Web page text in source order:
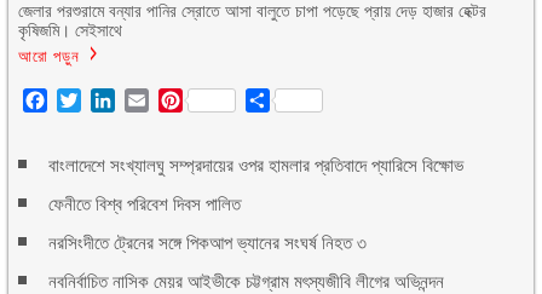
জেলার পরশুরামে বন্যার পানির স্রোতে আসা বালুতে চাপা পড়েছে প্রায় দেড় হাজার হেক্টর
কৃষিজমি। সেইসাথে
আরো পড়ুন
Facebook
TwitterLinkedIn
EmailPinterest Share
বাংলাদেশে সংখ্যালঘু সম্প্রদায়ের ওপর হামলার প্রতিবাদে প্যারিসে বিক্ষোভ
ফেনীতে বিশ্ব পরিবেশ দিবস পালিত
নরসিংদীতে ট্রেনের সঙ্গে পিকআপ ভ্যানের সংঘর্ষ নিহত ৩
নবনির্বাচিত নাসিক মেয়র আইভীকে চট্টগ্রাম মৎস্যজীবি লীগের অভিনন্দন